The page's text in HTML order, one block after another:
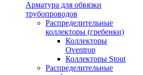
Арматура для обвязки
трубопроводов
Распределительные
коллекторы (гребенки)
Коллекторы
Oventrop
Коллекторы Stout
Распределительные